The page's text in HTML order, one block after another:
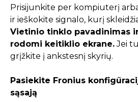
Prisijunkite per kompiuterį
ir ieškokite signalo, kurį
Vietinio tinklo pavadinimas
rodomi keitiklio ekrane.Jei
grįžkite į ankstesnį skyrių.
Pasiekite Fronius
sąsają